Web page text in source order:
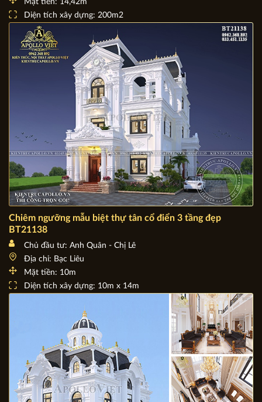
BT21148
Chủ đầu tư: Anh Trần Văn Hiển
Địa chỉ: Kim Sơn - Ninh Bình
Mặt tiền: 14,42m
Diện tích xây dựng: 200m2
Chiêm ngưỡng mẫu biệt thự tân cổ điển 3 tầng đẹp
BT21138
Chủ đầu tư: Anh Quân - Chị Lê
Diện tích xây dựng: 10m x 14m